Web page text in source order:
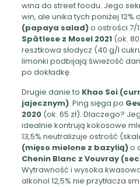
wina do street foodu. Jego
win, ale unika tych poniżej 12%
(papaya salad)o ostrości 7/
Spätlese z Mosel 2021(ok. 80
resztkowa słodycz (40 g/l
limonki podbijają świeżość
po dokładkę.
Drugie danie to Khao Soi
jajecznym). Ping sięga po
2020(ok. 65 zł). Dlaczego?
idealnie kontrują kokosowe
13,5% neutralizuje ostrość
(mięso mielone z bazylią)o
Chenin Blanc z Vouvray
Wytrawność i wysoka
alkohol 12,5% nie przytłacza